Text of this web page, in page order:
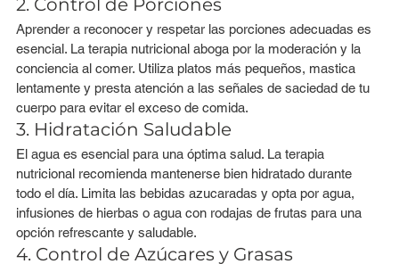
Aprender a reconocer y respetar las porciones adecuadas es
esencial. La terapia nutricional aboga por la moderación y la
conciencia al comer. Utiliza platos más pequeños, mastica
lentamente y presta atención a las señales de saciedad de tu
cuerpo para evitar el exceso de comida.
3. Hidratación Saludable
El agua es esencial para una óptima salud. La terapia
nutricional recomienda mantenerse bien hidratado durante
todo el día. Limita las bebidas azucaradas y opta por agua,
infusiones de hierbas o agua con rodajas de frutas para una
opción refrescante y saludable.
4. Control de Azúcares y Grasas